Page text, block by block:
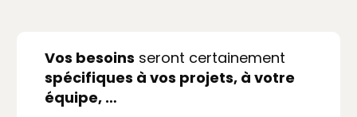
Vos besoins seront certainement
spécifiques à vos projets, à votre
équipe, …